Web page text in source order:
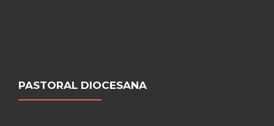
PASTORAL DIOCESANA